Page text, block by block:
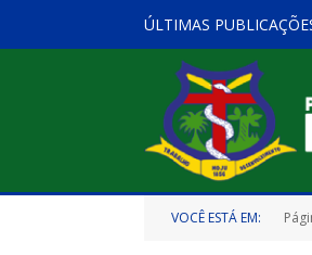
ÚLTIMAS
VOCÊ ESTÁ EM: